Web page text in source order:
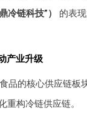
冷链科技”）
的表
产业升级
品的核心供应链板
重构冷链供应链。